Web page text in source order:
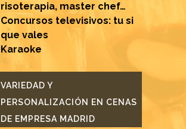
risoterapia, master chef…
Concursos televisivos: tu si
que vales
Karaoke
VARIEDAD Y
PERSONALIZACIÓN EN CENAS
DE EMPRESA MADRID